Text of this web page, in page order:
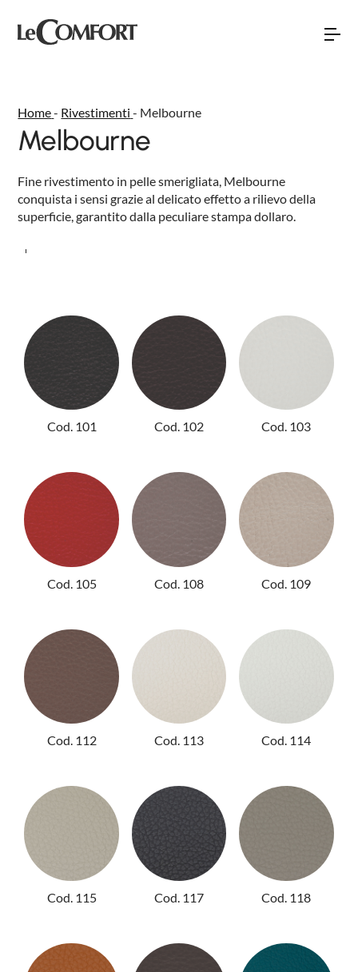
Torna indietro
DIVANI
LETTI
COMPLEMENTI D’ARREDO
MATERASSI E RETI
Torna indietro
SOFÀ PREMIERE NEW
DAYTIME
NIGHTBLOOM
NIGHTIME
GOODNIGHT
POLTRONCINE
Torna indietro
CHI SIAMO
RETE VENDITA
Home- Rivestimenti - Melbourne
Melbourne
Fine rivestimento in pelle smerigliata, Melbourne
conquista i sensi grazie al delicato effetto a rilievo della
superficie, garantito dalla peculiare stampa dollaro.
Cod. 101 Cod. 102 Cod. 103
Cod. 105 Cod. 108 Cod. 109
Cod. 112 Cod. 113 Cod. 114
Cod. 115 Cod. 117 Cod. 118